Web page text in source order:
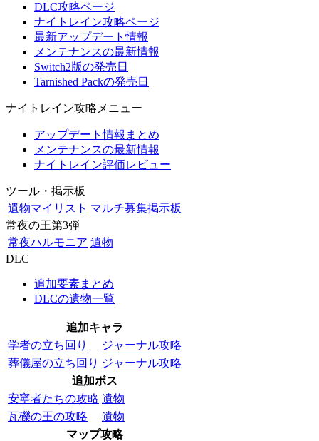
DLC攻略ページ
ナイトレイン攻略ページ
最新アップデート情報
メンテナンスの最新情報
Switch2版の発売日
Tarnished Packの発売日
ナイトレイン攻略メニュー
アップデート情報まとめ
メンテナンスの最新情報
ナイトレイン評価レビュー
ツール・掲示板
遺物マイリスト マルチ募集掲示板
常夜の王第3弾
常夜ハルモニア 遺物
DLC
追加要素まとめ
DLCの遺物一覧
追加キャラ
学者の立ち回り
ジャーナル攻略
葬儀屋の立ち回り ジャーナル攻略
追加ボス
安寧者たちの攻略 遺物
瓦礫の王の攻略
遺物
マップ攻略